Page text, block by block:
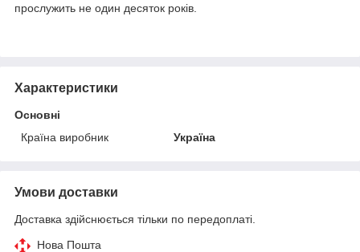
прослужить не один десяток років.
Характеристики
Основні
Країна виробник
Україна
Умови доставки
Доставка здійснюється тільки по передоплаті.
Нова Пошта